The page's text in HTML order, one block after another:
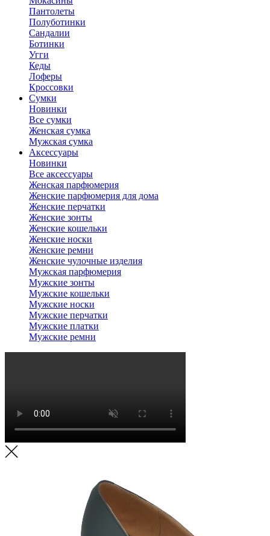
Пантолеты
Полуботинки
Сандалии
Ботинки
Угги
Кеды
Лоферы
Кроссовки
Сумки
Новинки
Все сумки
Женская сумка
Мужская сумка
Аксессуары
Новинки
Все аксессуары
Женская парфюмерия
Женские парфюмерия для дома
Женские перчатки
Женские зонты
Женские кошельки
Женские носки
Женские ремни
Женские чулочные изделия
Мужская парфюмерия
Мужские зонты
Мужские кошельки
Мужские носки
Мужские перчатки
Мужские платки
Мужские ремни